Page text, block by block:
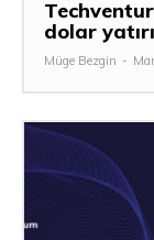
dolar
Müge Bezgin -